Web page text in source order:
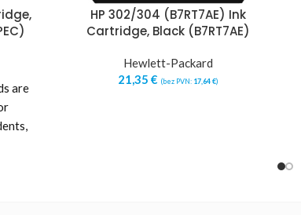
are
HP 302/304 (B7RT7AE) Ink
Cartridge, Black (B7RT7AE)
Hewlett-Packard
21,35 € (bez PVN: 17,64€)